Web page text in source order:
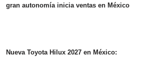
gran autonomía inicia ventas en México
Nueva Toyota Hilux 2027 en México: